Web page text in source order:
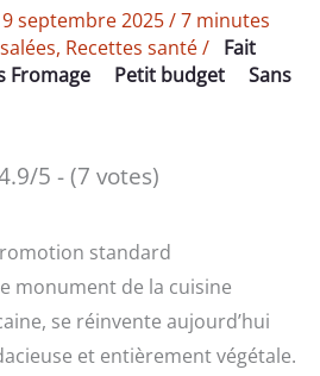
9 septembre 2025/7 minutes
, Recettes santé/ Fait
Fromage Petit budget
Sans
5 - (7 votes)
monument de la cuisine
se réinvente aujourd’hui
et entièrement végétale.